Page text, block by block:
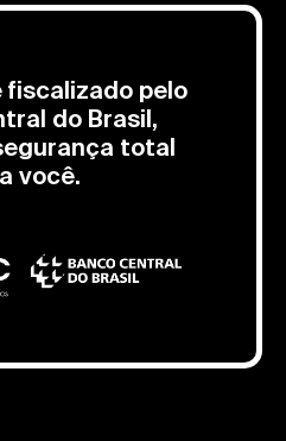
fiscalizado pelo
do Brasil,
total
você.